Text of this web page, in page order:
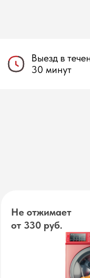
Выезд в
30 минут
Не отжимает
от 330 руб.